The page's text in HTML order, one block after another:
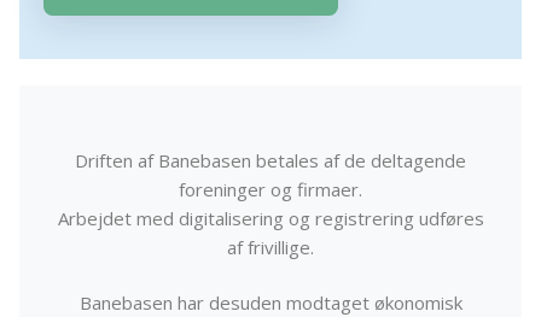
Driften af Banebasen betales af de deltagende
foreninger og firmaer.
Arbejdet med digitalisering og registrering udføres
af frivillige.
Banebasen har desuden modtaget økonomisk